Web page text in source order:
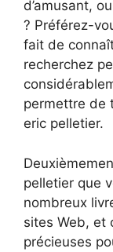
d’amusant,
? Préférez-
fait de
recherchez
permettre de
eric pelletier.
pelletier que
nombreux
sites Web, et
précieuses